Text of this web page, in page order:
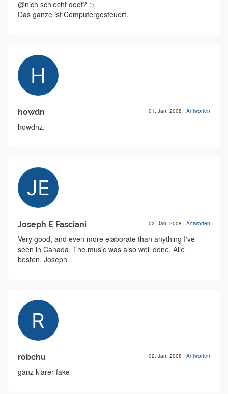
@nich schlecht doof? :>
Das ganze ist Computergesteuert.
howdn 01. Jan. 2008 | Antworten
howdnz.
Joseph E Fasciani 02. Jan. 2008 | Antworten
Very good, and even more elaborate than anything I've
seen in Canada. The music was also well done. Alle
besten, Joseph
robchu 02. Jan. 2008 | Antworten
ganz klarer fake